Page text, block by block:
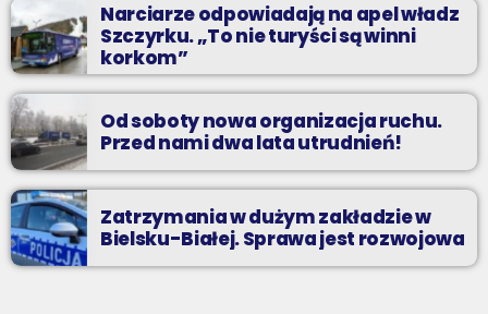
Narciarze odpowiadają na apel władz
Szczyrku. „To nie turyści są winni
korkom”
Od soboty nowa organizacja ruchu.
Przed nami dwa lata utrudnień!
Zatrzymania w dużym zakładzie w
Bielsku-Białej. Sprawa jest rozwojowa